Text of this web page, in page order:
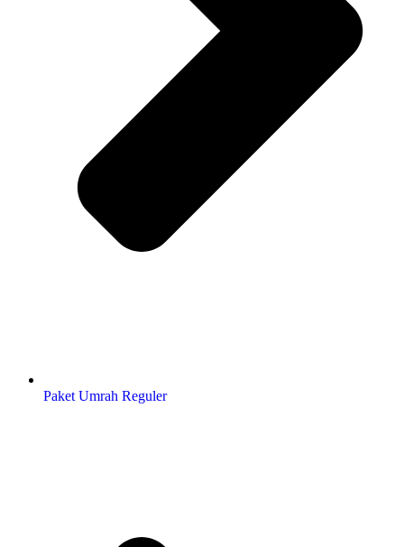
Paket Umrah Reguler